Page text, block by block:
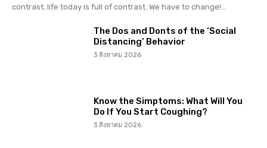
contrast; life today is full of contrast. We have to change!...
The Dos and Donts of the ‘Social
Distancing’ Behavior
3 สิงหาคม 2026
Know the Simptoms: What Will You
Do If You Start Coughing?
3 สิงหาคม 2026